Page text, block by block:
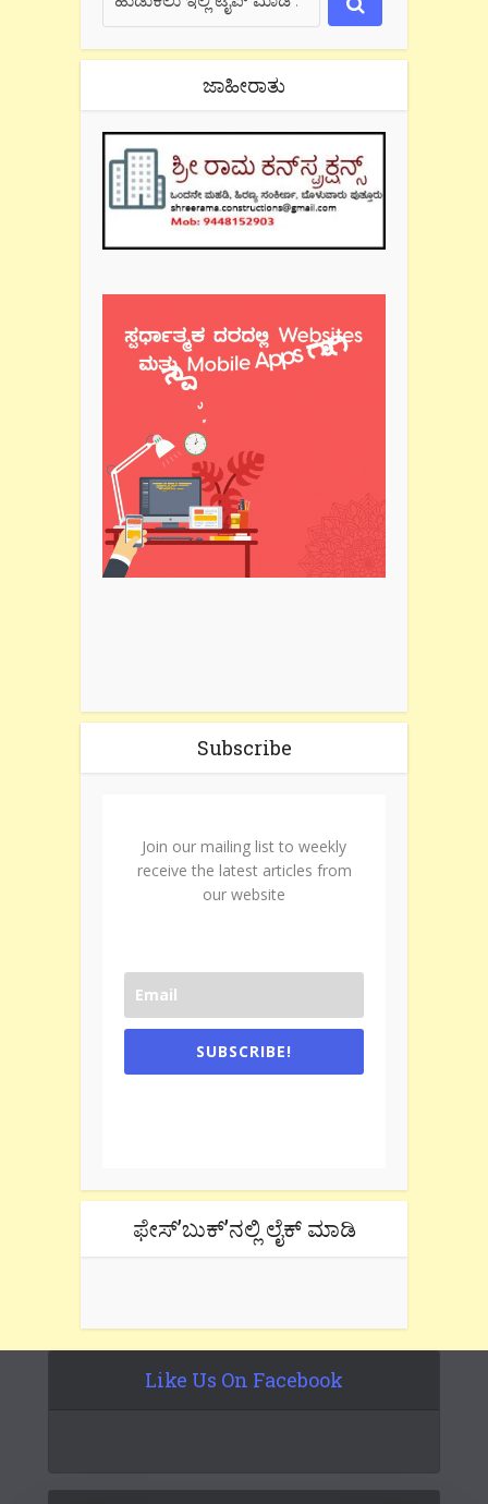
ಜಾಹೀರಾತು
Subscribe
Join our mailing list to weekly
receive the latest articles from
our website
SUBSCRIBE!
ಫೇಸ್’ಬುಕ್’ನಲ್ಲಿ ಲೈಕ್ ಮಾಡಿ
Like Us On Facebook